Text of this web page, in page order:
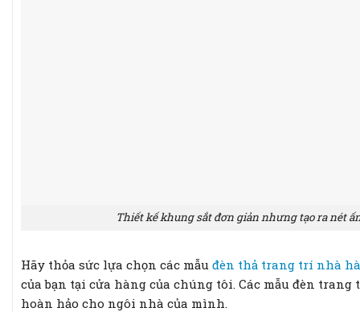
Thiết kế khung sắt đơn giản nhưng tạo ra nét
Hãy thỏa sức lựa chọn các mẫu đèn thả trang trí nhà
của bạn tại cửa hàng của chúng tôi. Các mẫu đèn
hoàn hảo cho ngôi nhà của mình.